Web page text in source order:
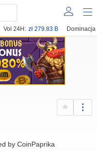
Vol 24H: zł 279.83 B Dominacja
by CoinPaprika